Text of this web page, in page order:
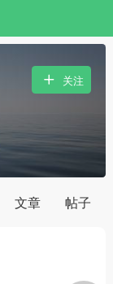
关注
文章 帖子